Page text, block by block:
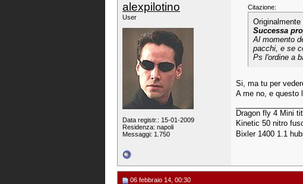
alexpilotino
User
Data registr.: 15-01-2009
Residenza: napoli
Messaggi: 1.750
Citazione:
Successa
Al momento
pacchi, e se
Ps l'ordine a
Si, ma tu per
A me no, e questo
Dragon fly 4 Mini
Kinetic 50 nitro
Bixler 1400 1.1
06 febbraio 14, 00:30